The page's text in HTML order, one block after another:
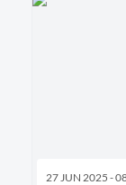
27 JUN 2025 -